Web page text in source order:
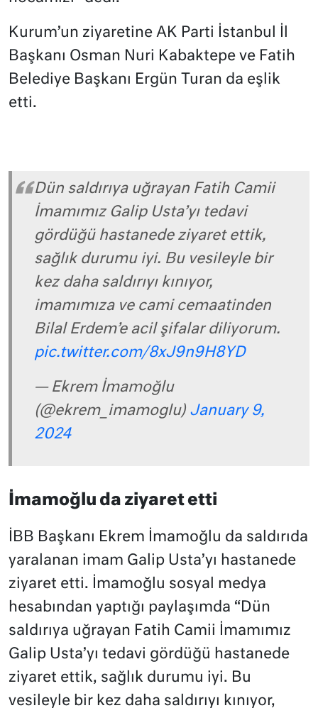
Kurum’un ziyaretine AK Parti İstanbul İl
Başkanı Osman Nuri Kabaktepe ve Fatih
Belediye Başkanı Ergün Turan da eşlik
etti.
Dün saldırıya uğrayan Fatih Camii
İmamımız Galip Usta’yı tedavi
gördüğü hastanede ziyaret ettik,
sağlık durumu iyi. Bu vesileyle bir
kez daha saldırıyı kınıyor,
imamımıza ve cami cemaatinden
Bilal Erdem’e acil şifalar diliyorum.
pic.twitter.com/8xJ9n9H8YD
— Ekrem İmamoğlu
(@ekrem_imamoglu) January 9,
2024
İmamoğlu da ziyaret etti
İBB Başkanı Ekrem İmamoğlu da saldırıda
yaralanan imam Galip Usta’yı hastanede
ziyaret etti. İmamoğlu sosyal medya
hesabından yaptığı paylaşımda “Dün
saldırıya uğrayan Fatih Camii İmamımız
Galip Usta’yı tedavi gördüğü hastanede
ziyaret ettik, sağlık durumu iyi. Bu
vesileyle bir kez daha saldırıyı kınıyor,